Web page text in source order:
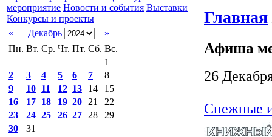
мероприятие Новости и события Выставки
Конкурсы и проекты
«
Декабрь
»
Пн. Вт. Ср. Чт. Пт. Сб. Вс.
1
2
3 4 5 6 7
8
9
10 11 12 13 14
15
16
17 18 19 20 21
22
23
24 25 26 27 28
29
30
31
Главная
Афиша
26
Снежные